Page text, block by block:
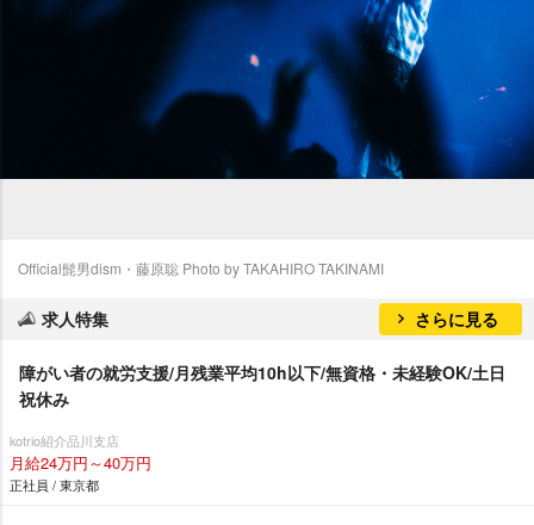
Official髭男dism・藤原聡 Photo by TAKAHIRO TAKINAMI
求人特集 さらに見る
障がい者の就労支援/月残業平均10h以下/無資格・未経験OK/土日
祝休み
kotrio紹介品川支店
月給24万円～40万円
正社員 / 東京都